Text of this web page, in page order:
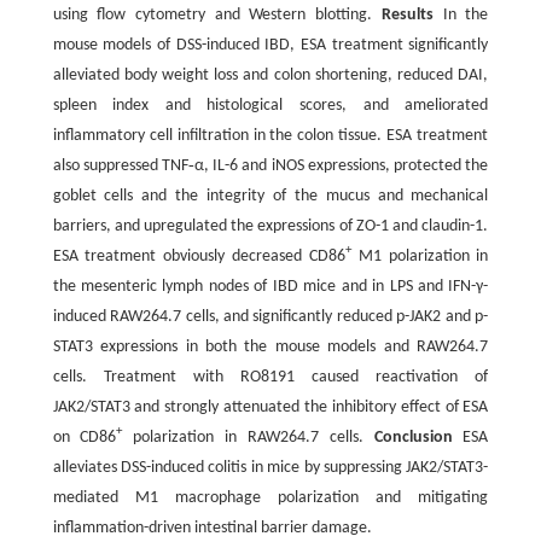
using flow cytometry and Western blotting. ResultsIn the
mouse models of DSS-induced IBD, ESA treatment significantly
alleviated body weight loss and colon shortening, reduced DAI,
spleen index and histological scores, and ameliorated
inflammatory cell infiltration in the colon tissue. ESA treatment
also suppressed TNF‑α, IL-6 and iNOS expressions, protected the
goblet cells and the integrity of the mucus and mechanical
barriers, and upregulated the expressions of ZO-1 and claudin-1.
ESA treatment obviously decreased CD86+M1 polarization in
the mesenteric lymph nodes of IBD mice and in LPS and IFN-γ-
induced RAW264.7 cells, and significantly reduced p-JAK2 and p-
STAT3 expressions in both the mouse models and RAW264.7
cells. Treatment with RO8191 caused reactivation of
JAK2/STAT3 and strongly attenuated the inhibitory effect of ESA
on CD86+polarization in RAW264.7 cells. Conclusion ESA
alleviates DSS-induced colitis in mice by suppressing JAK2/STAT3-
mediated M1 macrophage polarization and mitigating
inflammation-driven intestinal barrier damage.